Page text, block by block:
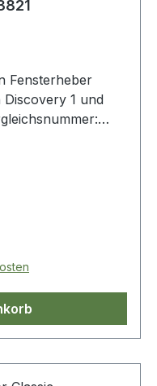
Fensterheber
1 und